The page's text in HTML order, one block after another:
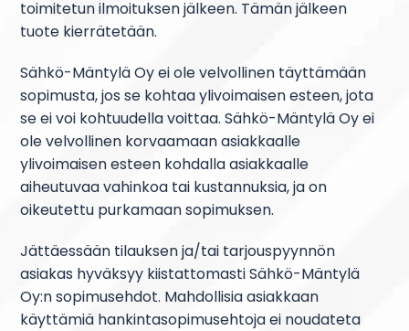
toimitetun ilmoituksen jälkeen. Tämän jälkeen
tuote kierrätetään.
Sähkö-Mäntylä Oy ei ole velvollinen täyttämään
sopimusta, jos se kohtaa ylivoimaisen esteen, jota
se ei voi kohtuudella voittaa. Sähkö-Mäntylä Oy ei
ole velvollinen korvaamaan asiakkaalle
ylivoimaisen esteen kohdalla asiakkaalle
aiheutuvaa vahinkoa tai kustannuksia, ja on
oikeutettu purkamaan sopimuksen.
Jättäessään tilauksen ja/tai tarjouspyynnön
asiakas hyväksyy kiistattomasti Sähkö-Mäntylä
Oy:n sopimusehdot. Mahdollisia asiakkaan
käyttämiä hankintasopimusehtoja ei noudateta